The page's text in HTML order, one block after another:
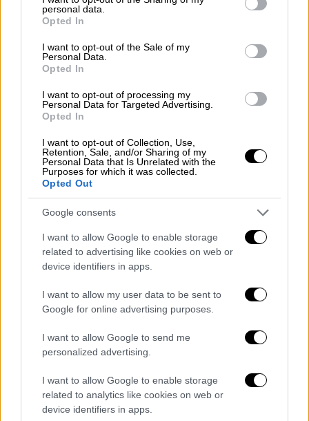
grant or deny consent to Google and its third-party tags to
use your data for below specified purposes in below Google
consent section.
personal data.
Opted In
I want to opt-out of the Sale of my
Personal Data.
Opted In
I want to opt-out of processing my
Personal Data for Targeted Advertising.
Opted In
I want to opt-out of Collection, Use,
Retention, Sale, and/or Sharing of my
Personal Data that Is Unrelated with the
Purposes for which it was collected.
Opted Out
Google consents
I want to allow Google to enable storage
related to advertising like cookies on web or
device identifiers in apps.
I want to allow my user data to be sent to
Google for online advertising purposes.
I want to allow Google to send me
personalized advertising.
I want to allow Google to enable storage
related to analytics like cookies on web or
device identifiers in apps.
Το φιλοζωικό σωματείο «Επαφή» σήμερα,
Σάββατο 14 Δεκεμβρίου, συμμετέχει σε
ακόμη μία Ημέρα Υιοθεσίας
Ελλάδα|13.12.2024 13:34
Νέο Ηράκλειο: Συνελήφθη 25χρονος για
ληστείες σε καταστήματα με την απειλή
μαχαιριού – Βίντεο ντοκουμέντα από τη
Ο νεαρός εμπλέκεται σε τουλάχιστον
τέσσερις περιπτώσεις ληστειών σε